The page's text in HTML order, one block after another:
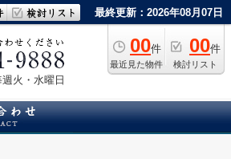
最終更新：2026年08月07日
00件
最近見た物件
00件
検討リスト
火・水曜日